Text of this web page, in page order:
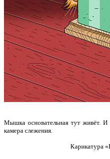
Мышка основательная тут живёт.
камера слежения.
Карикатура